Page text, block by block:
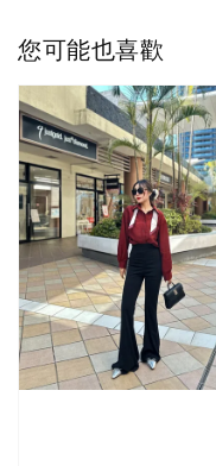
您可能也喜歡